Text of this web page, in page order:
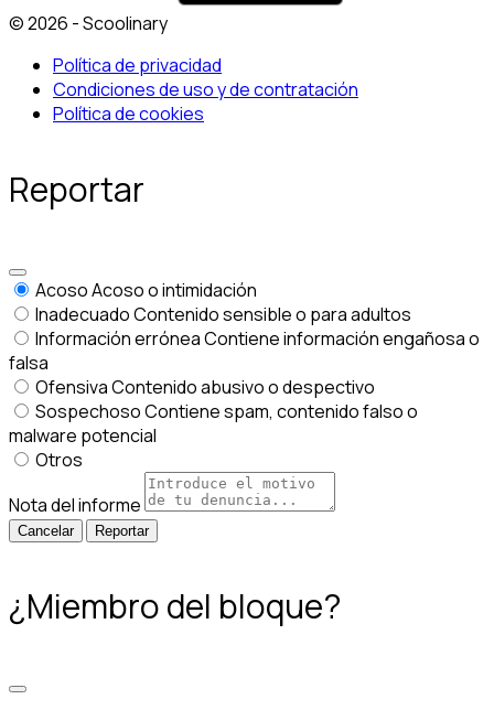
© 2026 - Scoolinary
Política de privacidad
Condiciones de uso y de contratación
Política de cookies
Reportar
AcosoAcoso o intimidación
InadecuadoContenido sensible o para adultos
Información erróneaContiene información engañosa o
falsa
OfensivaContenido abusivo o despectivo
SospechosoContiene spam, contenido falso o
malware potencial
Otros
Nota del informe
Reportar
¿Miembro del bloque?